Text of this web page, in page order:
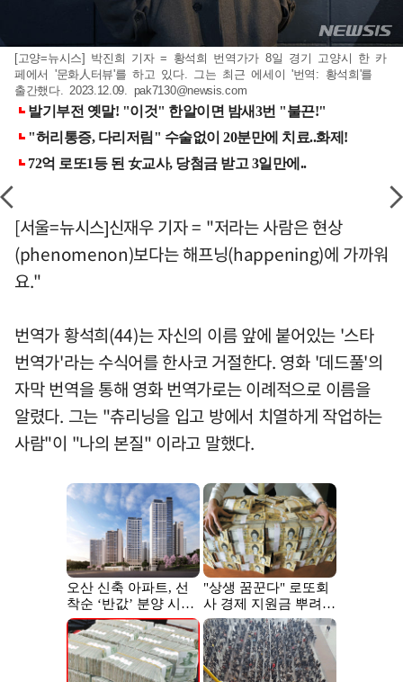
[고양=뉴시스] 박진희 기자 = 황석희 번역가가 8일 경기 고양시 한 카
페에서 '문화人터뷰'를 하고 있다. 그는 최근 에세이 '번역: 황석희'를
출간했다. 2023.12.09. pak7130@newsis.com
[서울=뉴시스]신재우 기자 = "저라는 사람은 현상
(phenomenon)보다는 해프닝(happening)에 가까워
요."
번역가 황석희(44)는 자신의 이름 앞에 붙어있는 '스타
번역가'라는 수식어를 한사코 거절한다. 영화 '데드풀'의
자막 번역을 통해 영화 번역가로는 이례적으로 이름을
알렸다. 그는 "츄리닝을 입고 방에서 치열하게 작업하는
사람"이 "나의 본질" 이라고 말했다.